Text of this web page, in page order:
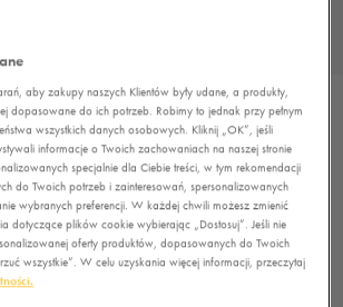
aby zakupy naszych Klientów były udane, a produkty,
dopasowane do ich potrzeb. Robimy to jednak przy pełnym
wszystkich danych osobowych. Kliknij „OK”, jeśli
informacje o Twoich zachowaniach na naszej stronie
specjalnie dla Ciebie treści, w tym rekomendacji
do Twoich potrzeb i zainteresowań, spersonalizowanych
wybranych preferencji. W każdej chwili możesz zmienić
dotyczące plików cookie wybierając „Dostosuj”. Jeśli nie
oferty produktów, dopasowanych do Twoich
wszystkie”. W celu uzyskania więcej informacji, przeczytaj